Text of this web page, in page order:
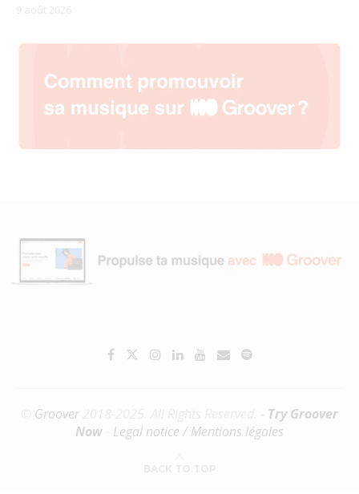
9 août 2026
Groover2018-2025. All Rights Reserved. - Try Groover
Now
Legal notice / Mentions légales